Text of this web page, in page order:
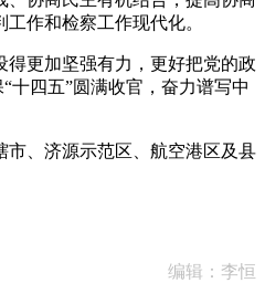
作和检察工作现代化。
更加坚强有力，更好把党的政
十四五”圆满收官，奋力谱写中
、济源示范区、航空港区及县
编辑：李恒